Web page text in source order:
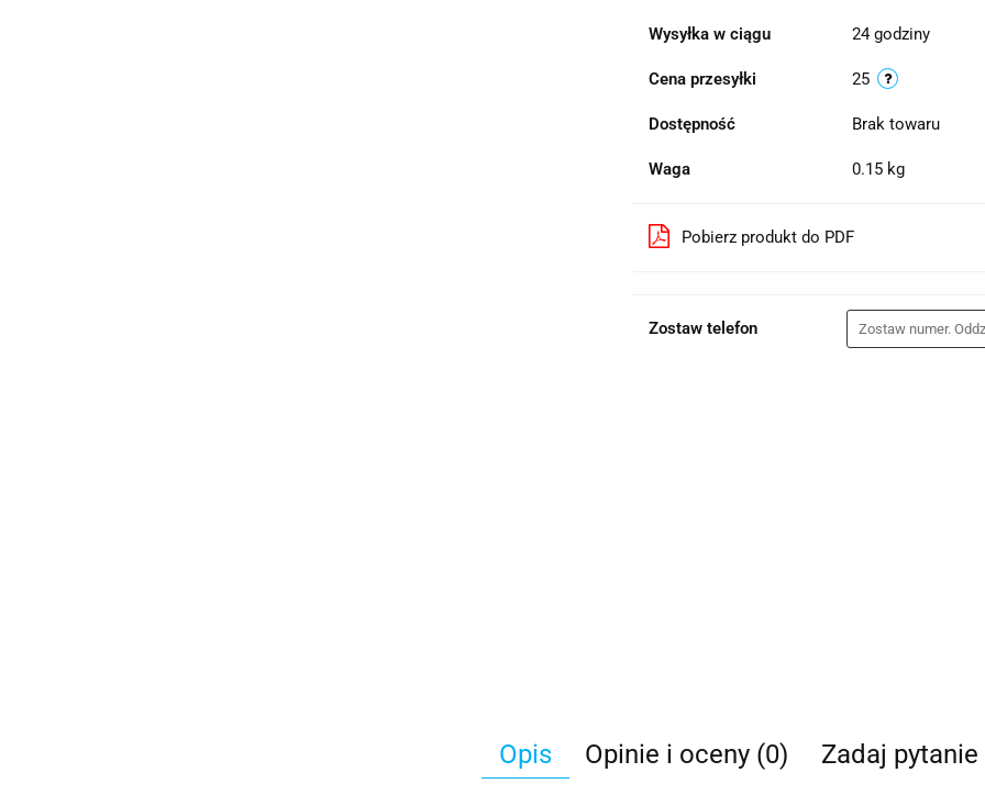
Wysyłka w ciągu 24 godziny
Cena przesyłki 25
Dostępność Brak towaru
Waga 0.15 kg
Pobierz produkt do PDF
Zostaw telefon
Opis Opinie i oceny (0) Zadaj pytanie